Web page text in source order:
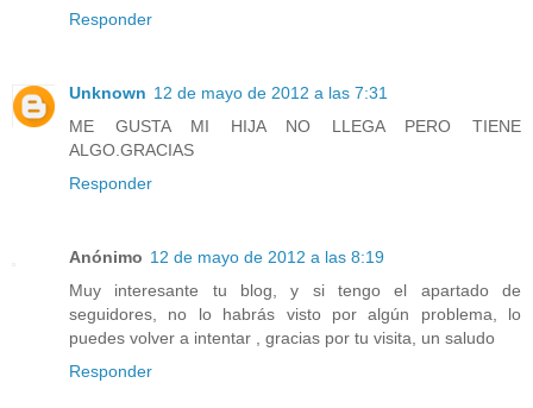
Responder
Unknown 12 de mayo de 2012 a las 7:31
ME GUSTA MI HIJA NO LLEGA PERO TIENE
ALGO.GRACIAS
Responder
Anónimo 12 de mayo de 2012 a las 8:19
Muy interesante tu blog, y si tengo el apartado de
seguidores, no lo habrás visto por algún problema, lo
puedes volver a intentar , gracias por tu visita, un saludo
Responder